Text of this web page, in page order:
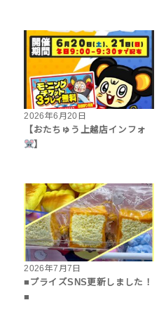
2026年6月20日
【おたちゅう上越店インフォ
】
2026年7月7日
■プライズSNS更新しました！
■